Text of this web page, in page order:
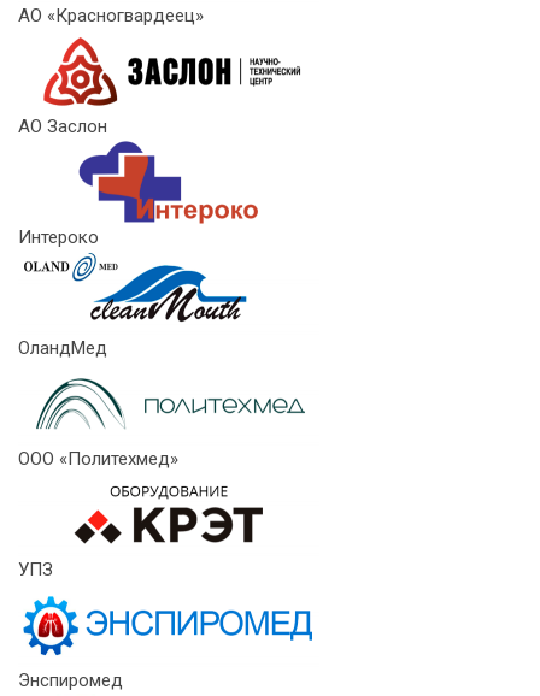
АО «Красногвардеец»
АО Заслон
Интероко
ОландМед
ООО «Политехмед»
УПЗ
Энспиромед